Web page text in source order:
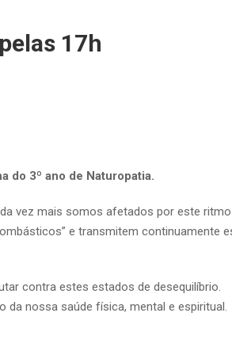
17h
do 3º ano de Naturopatia.
vez mais somos afetados por este
e transmitem continuamente
contra estes estados de desequilíbrio.
da nossa saúde física, mental e espiritual.